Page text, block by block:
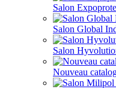
Salon
Salon Global
Salon
Nouveau